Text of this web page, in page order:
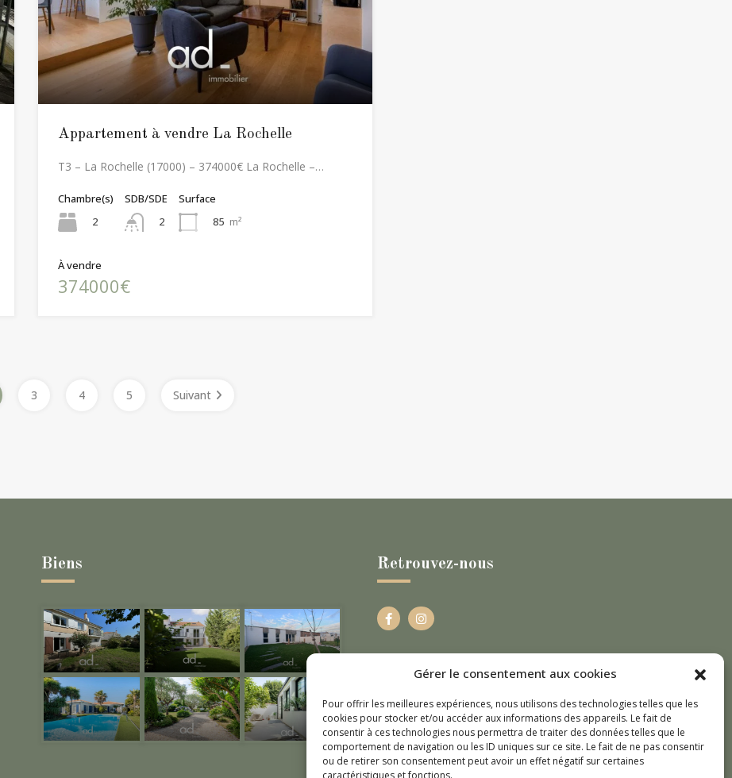
Gérer le consentement aux cookies
Pour offrir les meilleures expériences, nous utilisons des technologies telles que les
cookies pour stocker et/ou accéder aux informations des appareils. Le fait de
consentir à ces technologies nous permettra de traiter des données telles que le
comportement de navigation ou les ID uniques sur ce site. Le fait de ne pas consentir
ou de retirer son consentement peut avoir un effet négatif sur certaines
caractéristiques et fonctions.
Appartement à vendre La Rochelle
T3 – La Rochelle (17000) – 374000€ La Rochelle –…
Chambre(s)
2
SDB/SDE
2
Surface
85 m²
À vendre
374000€
3 4 5 Suivant
Biens Retrouvez-nous